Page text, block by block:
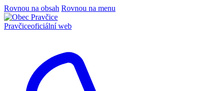
Rovnou na obsah Rovnou na menu
Pravčiceoficiální web